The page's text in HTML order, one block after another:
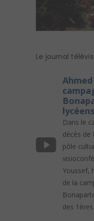
Le journal
lycéens
Dans le
décès de
pôle
Youssef,
de la
des